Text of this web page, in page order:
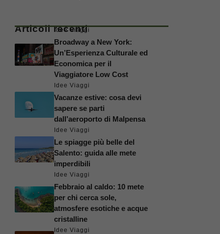
Articoli recenti
Idee Viaggi
Broadway a New York:
Un’Esperienza Culturale ed
Economica per il
Viaggiatore Low Cost
Idee Viaggi
Vacanze estive: cosa devi
sapere se parti
dall’aeroporto di Malpensa
Idee Viaggi
Le spiagge più belle del
Salento: guida alle mete
imperdibili
Idee Viaggi
Febbraio al caldo: 10 mete
per chi cerca sole,
atmosfere esotiche e acque
cristalline
Idee Viaggi